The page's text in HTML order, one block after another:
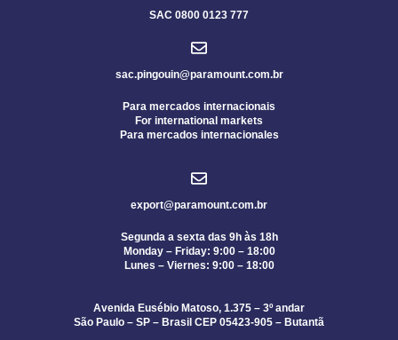
SAC 0800 0123 777
sac.pingouin@paramount.com.br
Para mercados internacionais
For international markets
Para mercados internacionales
export@paramount.com.br
Segunda a sexta das 9h às 18h
Monday – Friday: 9:00 – 18:00
Lunes – Viernes: 9:00 – 18:00
Avenida Eusébio Matoso, 1.375 – 3º andar
São Paulo – SP – Brasil CEP 05423-905 – Butantã